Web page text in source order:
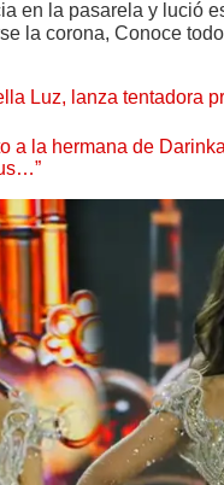
en la pasarela y lució
la corona, Conoce
Luz, lanza tentadora
a la hermana de